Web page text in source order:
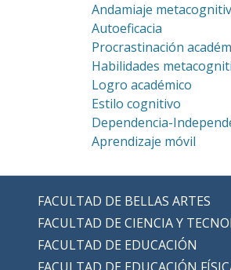
Andamiaje
Autoeficacia
Procrastinación
Habilidades
Logro académico
Estilo cognitivo
Dependencia-
Aprendizaje móvil
FACULTAD DE BELLAS ARTES
FACULTAD DE CIENCIA Y
FACULTAD DE EDUCACIÓN